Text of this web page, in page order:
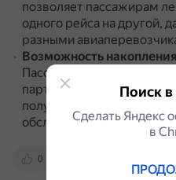
позволяет пассажирам
одного рейса на другой,
разными
Возможность
Пассажиры могут
партнёрских
получения бесплатных
обслуживания или
0
Поиск
Сделать Яндекс
в